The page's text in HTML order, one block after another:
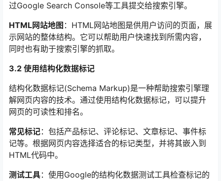
过Google Search Console等工具提交给搜索引擎。
HTML网站地图 ：HTML网站地图是供用户访问的页面，展
示网站的整体结构。它可以帮助用户快速找到所需内容，
同时也有助于搜索引擎的抓取。
3.2 使用结构化数据标记
结构化数据标记(Schema Markup)是一种帮助搜索引擎理
解网页内容的技术。通过使用结构化数据标记，可以提升
网页的可读性和排名。
常见标记：包括产品标记、评论标记、文章标记、事件标
记等。根据网页内容选择适合的标记类型，并将其嵌入到
HTML代码中。
测试工具：使用Google的结构化数据测试工具检查标记的